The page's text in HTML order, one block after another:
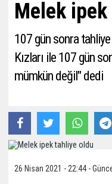
Melek
107 gün sonra tahliye
Kızları ile 107 gün
mümkün değil" dedi
26 Nisan 2021 - 22:44 -